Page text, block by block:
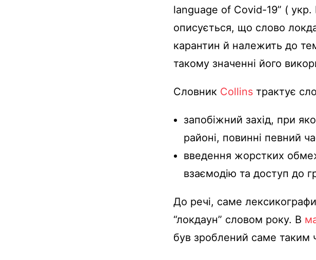
language of Covid-19” ( укр.
описується, що слово
карантин й належить до
такому значенні його
Словник Collins трактує
запобіжний захід, при
районі, повинні певний
введення жорстких
взаємодію та доступ до
До речі, саме
“локдаун” словом року. В
був зроблений саме таким